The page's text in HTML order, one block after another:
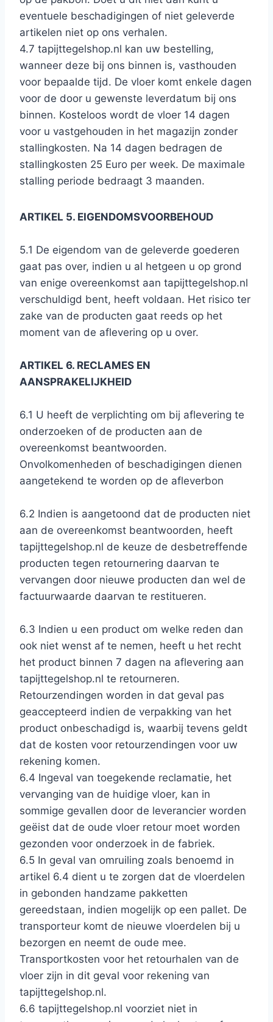
eventuele beschadigingen of niet geleverde
artikelen niet op ons verhalen.
4.7 tapijttegelshop.nl kan uw bestelling,
wanneer deze bij ons binnen is, vasthouden
voor bepaalde tijd. De vloer komt enkele dagen
voor de door u gewenste leverdatum bij ons
binnen. Kosteloos wordt de vloer 14 dagen
voor u vastgehouden in het magazijn zonder
stallingkosten. Na 14 dagen bedragen de
stallingkosten 25 Euro per week. De maximale
stalling periode bedraagt 3 maanden.
ARTIKEL 5. EIGENDOMSVOORBEHOUD
5.1 De eigendom van de geleverde goederen
gaat pas over, indien u al hetgeen u op grond
van enige overeenkomst aan tapijttegelshop.nl
verschuldigd bent, heeft voldaan. Het risico ter
zake van de producten gaat reeds op het
moment van de aflevering op u over.
ARTIKEL 6. RECLAMES EN
AANSPRAKELIJKHEID
6.1 U heeft de verplichting om bij aflevering te
onderzoeken of de producten aan de
overeenkomst beantwoorden.
Onvolkomenheden of beschadigingen dienen
aangetekend te worden op de afleverbon
6.2 Indien is aangetoond dat de producten niet
aan de overeenkomst beantwoorden, heeft
tapijttegelshop.nl de keuze de desbetreffende
producten tegen retournering daarvan te
vervangen door nieuwe producten dan wel de
factuurwaarde daarvan te restitueren.
6.3 Indien u een product om welke reden dan
ook niet wenst af te nemen, heeft u het recht
het product binnen 7 dagen na aflevering aan
tapijttegelshop.nl te retourneren.
Retourzendingen worden in dat geval pas
geaccepteerd indien de verpakking van het
product onbeschadigd is, waarbij tevens geldt
dat de kosten voor retourzendingen voor uw
rekening komen.
6.4 Ingeval van toegekende reclamatie, het
vervanging van de huidige vloer, kan in
sommige gevallen door de leverancier worden
geëist dat de oude vloer retour moet worden
gezonden voor onderzoek in de fabriek.
6.5 In geval van omruiling zoals benoemd in
artikel 6.4 dient u te zorgen dat de vloerdelen
in gebonden handzame pakketten
gereedstaan, indien mogelijk op een pallet. De
transporteur komt de nieuwe vloerdelen bij u
bezorgen en neemt de oude mee.
Transportkosten voor het retourhalen van de
vloer zijn in dit geval voor rekening van
tapijttegelshop.nl.
6.6 tapijttegelshop.nl voorziet niet in